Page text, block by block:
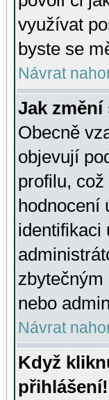
využívat
byste se
Návrat
Jak změní
Obecně
objevují
profilu,
hodnocení
identifikaci
nebo
Návrat
Když
přihlášení!